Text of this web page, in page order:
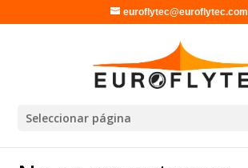
euroflytec@euroflytec.com
Seleccionar página